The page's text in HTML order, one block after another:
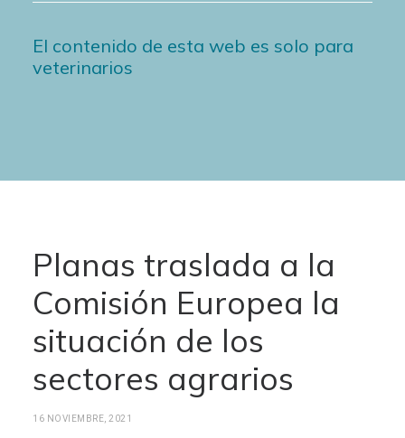
El contenido de esta web es solo para
veterinarios
Planas traslada a la
Comisión Europea la
situación de los
sectores agrarios
16 NOVIEMBRE, 2021